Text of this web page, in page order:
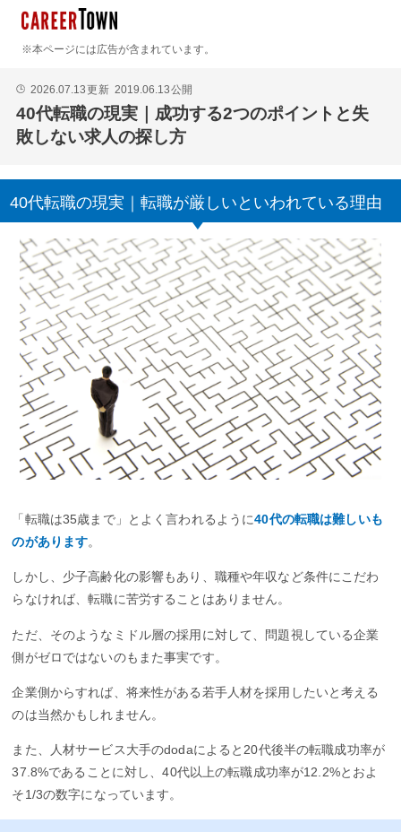
※本ページには広告が含まれています。
🕒 2026.07.13更新 2019.06.13公開
40代転職の現実｜成功する2つのポイントと失
敗しない求人の探し方
40代転職の現実｜転職が厳しいといわれている理由
「転職は35歳まで」とよく言われるように40代の転職は難しいも
のがあります。
しかし、少子高齢化の影響もあり、職種や年収など条件にこだわ
らなければ、転職に苦労することはありません。
ただ、そのようなミドル層の採用に対して、問題視している企業
側がゼロではないのもまた事実です。
企業側からすれば、将来性がある若手人材を採用したいと考える
のは当然かもしれません。
また、人材サービス大手のdodaによると20代後半の転職成功率が
37.8%であることに対し、40代以上の転職成功率が12.2%とおよ
そ1/3の数字になっています。